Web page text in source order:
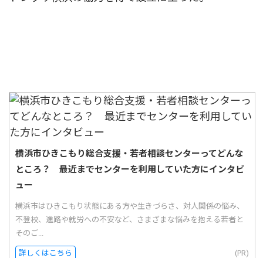
横浜市ひきこもり総合支援・若者相談センターってどんな
ところ？ 最近までセンターを利用していた方にインタビ
ュー
横浜市はひきこもり状態にある方や生きづらさ、対人関係の悩み、
不登校、進路や就労への不安など、さまざまな悩みを抱える若者と
そのご...
詳しくはこちら (PR)